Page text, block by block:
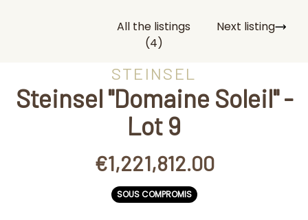
All the listings
(4)
Next listing
STEINSEL
Steinsel "Domaine Soleil" -
Lot 9
€1,221,812.00
SOUS COMPROMIS